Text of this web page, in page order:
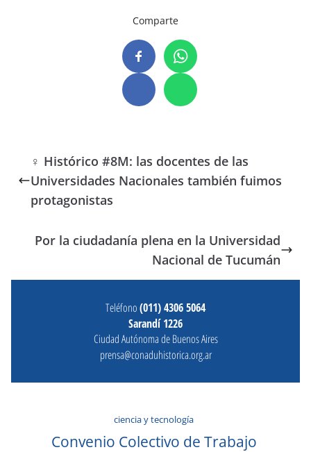
Comparte
♀ Histórico #8M: las docentes de las
Universidades Nacionales también fuimos
protagonistas
Por la ciudadanía plena en la Universidad
Nacional de Tucumán
Teléfono(011) 4306 5064
Sarandí 1226
Ciudad Autónoma de Buenos Aires
prensa@conaduhistorica.org.ar
ciencia y tecnología
Convenio Colectivo de Trabajo